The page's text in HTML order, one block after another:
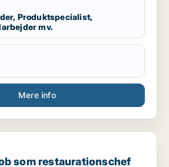
Produktspecialist,
mv.
Mere info
restaurationschef
som restaurationschef